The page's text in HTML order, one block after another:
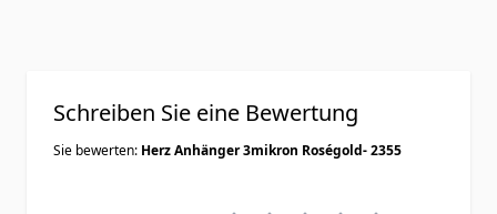
Schreiben Sie eine Bewertung
Sie bewerten: Herz Anhänger 3mikron Roségold- 2355